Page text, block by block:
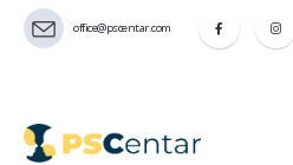
office@pscentar.com